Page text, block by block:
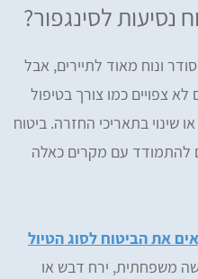
לסינגפור?
ונוח מאוד לתיירים, אבל
צפויים כמו צורך בטיפול
שינוי בתאריכי החזרה. ביטוח
להתמודד עם מקרים כאלה
את הביטוח לסוג הטיול
משפחתית, ירח דבש או